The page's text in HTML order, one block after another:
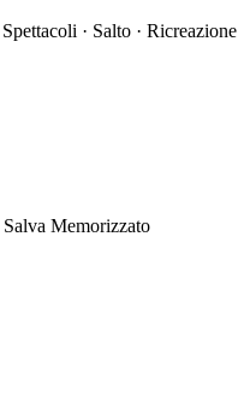
· Salto · Ricreazione
Salva Memorizzato